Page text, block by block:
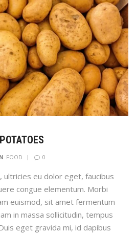
POTATOES
FOOD 0
ultricies eu dolor eget, faucibus
congue elementum. Morbi
euismod, sit amet fermentum
in massa sollicitudin, tempus
eget gravida mi, id dapibus